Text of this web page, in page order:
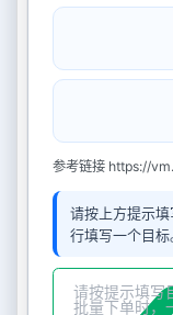
参考链接 https://
请按上方提示
行填写一个目标